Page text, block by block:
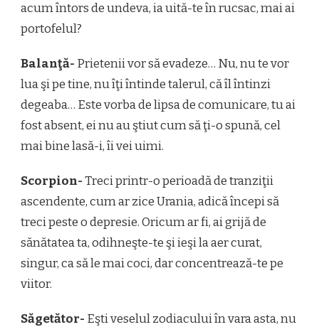
acum întors de undeva, ia uită-te în rucsac, mai ai
portofelul?
Balanţă- Prietenii vor să evadeze… Nu, nu te vor
lua şi pe tine, nu îţi întinde talerul, că îl întinzi
degeaba… Este vorba de lipsa de comunicare, tu ai
fost absent, ei nu au ştiut cum să ţi-o spună, cel
mai bine lasă-i, îi vei uimi.
Scorpion-Treci printr-o perioadă de tranziţii
ascendente, cum ar zice Urania, adică începi să
treci peste o depresie. Oricum ar fi, ai grijă de
sănătatea ta, odihneşte-te şi ieşi la aer curat,
singur, ca să le mai coci, dar concentrează-te pe
viitor.
Săgetător- Eşti veselul zodiacului în vara asta, nu